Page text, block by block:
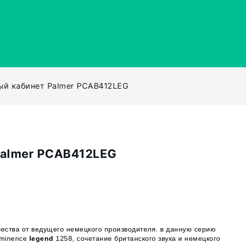
кабинет Palmer PCAB412LEG
PCAB412LEG
от ведущего немецкого производителя. в данную серию
legend 1258, сочетание британского звука и немецкого